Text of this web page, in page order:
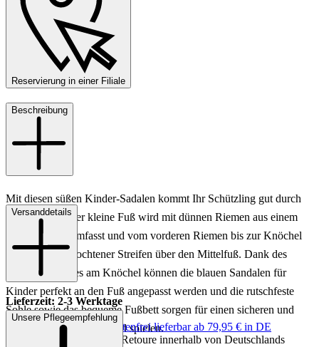
Reservierung in einer Filiale
Beschreibung
Mit diesen süßen Kinder-Sadalen kommt Ihr Schützling gut durch
den Sommer. Der kleine Fuß wird mit dünnen Riemen aus einem
Leder in Blau umfasst und vom vorderen Riemen bis zur Knöchel
verläuft ein geflochtener Streifen über den Mittelfuß. Dank des
Klettverschlusses am Knöchel können die blauen Sandalen für
Kinder perfekt an den Fuß angepasst werden und die rutschfeste
Sohle sowie das bequeme Fußbett sorgen für einen sicheren und
festen Halt beim toben und spielen.
Versanddetails
Lieferzeit: 2-3 Werktage
Keine Versandkosten:
kostenfrei lieferbar ab 79,95 € in DE
Einfache und Kostenlose Retoure innerhalb von Deutschlands
Unsere Pflegeempfehlung